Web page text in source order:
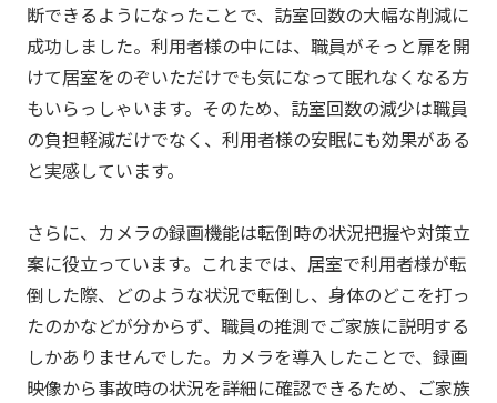
断できるようになったことで、訪室回数の大幅な削減に
成功しました。利用者様の中には、職員がそっと扉を開
けて居室をのぞいただけでも気になって眠れなくなる方
もいらっしゃいます。そのため、訪室回数の減少は職員
の負担軽減だけでなく、利用者様の安眠にも効果がある
と実感しています。
さらに、カメラの録画機能は転倒時の状況把握や対策立
案に役立っています。これまでは、居室で利用者様が転
倒した際、どのような状況で転倒し、身体のどこを打っ
たのかなどが分からず、職員の推測でご家族に説明する
しかありませんでした。カメラを導入したことで、録画
映像から事故時の状況を詳細に確認できるため、ご家族